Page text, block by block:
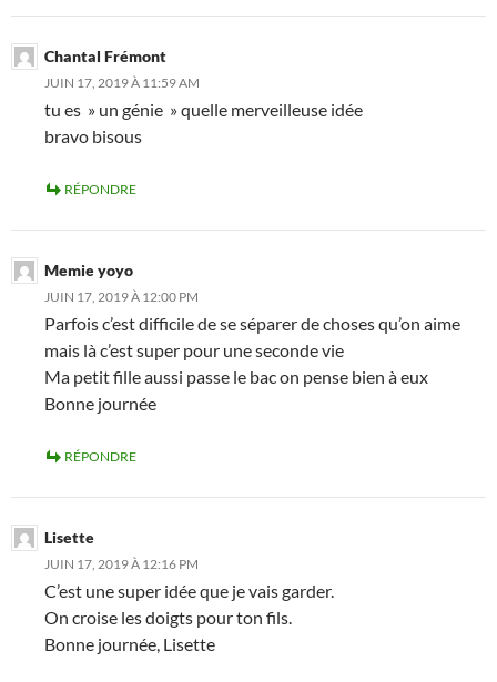
Chantal Frémont
JUIN 17, 2019 À 11:59 AM
tu es » un génie » quelle merveilleuse idée
bravo bisous
RÉPONDRE
Memie yoyo
JUIN 17, 2019 À 12:00 PM
Parfois c’est difficile de se séparer de choses qu’on aime
mais là c’est super pour une seconde vie
Ma petit fille aussi passe le bac on pense bien à eux
Bonne journée
RÉPONDRE
Lisette
JUIN 17, 2019 À 12:16 PM
C’est une super idée que je vais garder.
On croise les doigts pour ton fils.
Bonne journée, Lisette